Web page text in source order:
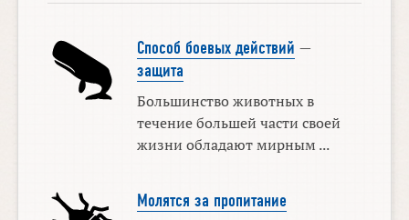
Способ боевых действий —
защита
Большинство животных в
течение большей части своей
жизни обладают мирным ...
Молятся за пропитание